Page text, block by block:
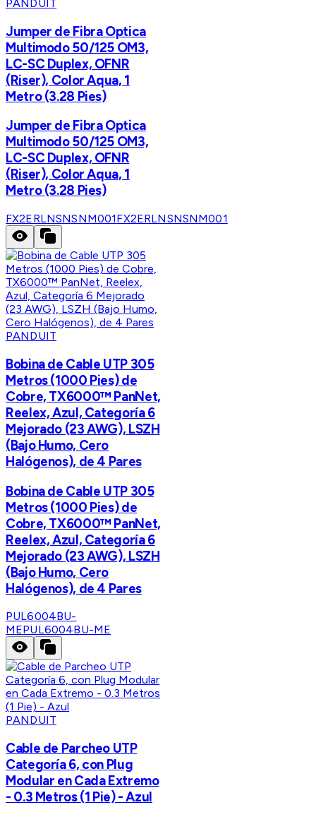
PANDUIT
Jumper de Fibra Optica
Multimodo 50/125 OM3,
LC-SC Duplex, OFNR
(Riser), Color Aqua, 1
Metro (3.28 Pies)
Jumper de Fibra Optica
Multimodo 50/125 OM3,
LC-SC Duplex, OFNR
(Riser), Color Aqua, 1
Metro (3.28 Pies)
FX2ERLNSNSNM001FX2ERLNSNSNM001
PANDUIT
Bobina de Cable UTP 305
Metros (1000 Pies) de
Cobre, TX6000™ PanNet,
Reelex, Azul, Categoría 6
Mejorado (23 AWG), LSZH
(Bajo Humo, Cero
Halógenos), de 4 Pares
Bobina de Cable UTP 305
Metros (1000 Pies) de
Cobre, TX6000™ PanNet,
Reelex, Azul, Categoría 6
Mejorado (23 AWG), LSZH
(Bajo Humo, Cero
Halógenos), de 4 Pares
PUL6004BU-
MEPUL6004BU-ME
PANDUIT
Cable de Parcheo UTP
Categoría 6, con Plug
Modular en Cada Extremo
- 0.3 Metros (1 Pie) - Azul